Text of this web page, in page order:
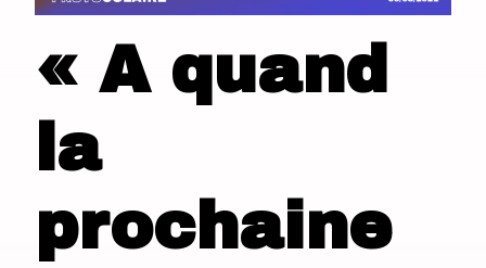
« A quand
la
prochaine